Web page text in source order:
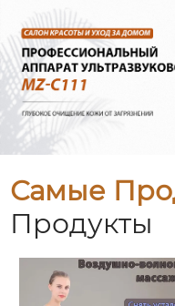
Самые
Продукты